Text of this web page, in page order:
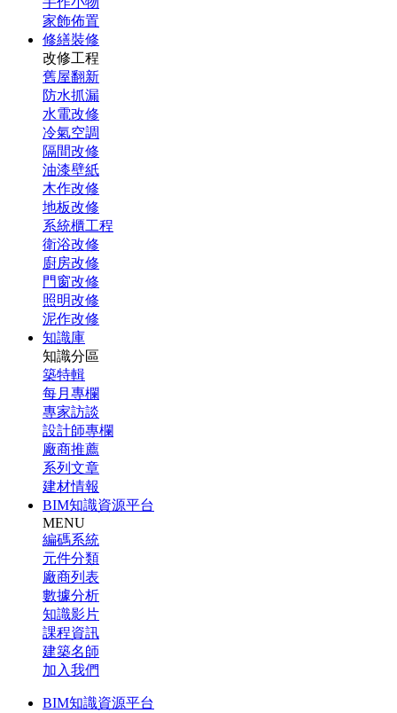
家飾佈置
修繕裝修
改修工程
舊屋翻新
防水抓漏
水電改修
冷氣空調
隔間改修
油漆壁紙
木作改修
地板改修
系統櫃工程
衛浴改修
廚房改修
門窗改修
照明改修
泥作改修
知識庫
知識分區
築特輯
每月專欄
專家訪談
設計師專欄
廠商推薦
系列文章
建材情報
BIM知識資源平台
MENU
編碼系統
元件分類
廠商列表
數據分析
知識影片
課程資訊
建築名師
加入我們
BIM知識資源平台